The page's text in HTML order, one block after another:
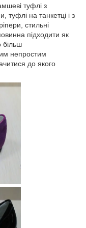
туфлі з
на танкетці і з
стильні
підходити як
більш
непростим
до якого